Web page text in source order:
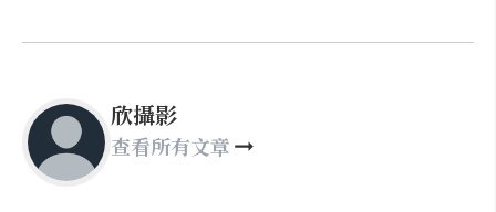
欣攝影
查看所有文章